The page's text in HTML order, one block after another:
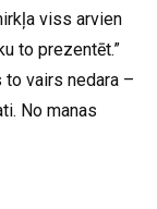
viss arvien
to prezentēt.”
to vairs nedara –
No manas